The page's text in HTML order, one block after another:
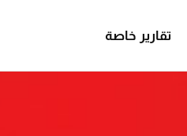
تقارير خاصة